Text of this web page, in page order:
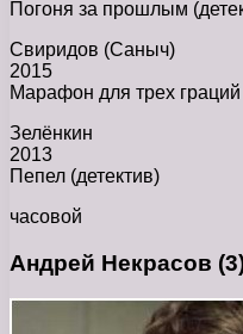
Погоня за прошлым
Свиридов (Саныч)
2015
Марафон для трех граций
Зелёнкин
2013
Пепел (детектив)
часовой
Андрей Некрасов